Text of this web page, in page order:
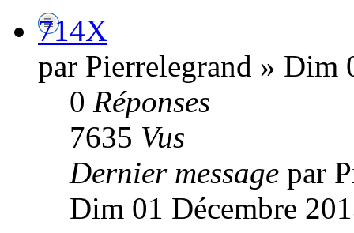
714X
par Pierrelegrand » Dim
0 Réponses
7635 Vus
Dernier message par
Dim 01 Décembre